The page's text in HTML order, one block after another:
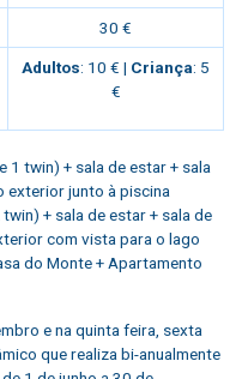
30 €
Adultos: 10 € | Criança: 5
€
1 twin) + sala de estar + sala
exterior junto à piscina
+ sala de estar + sala de
com vista para o lago
do Monte + Apartamento
e na quinta feira, sexta
que realiza bi-anualmente